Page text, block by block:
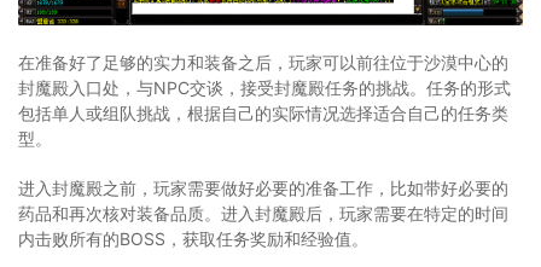
在准备好了足够的实力和装备之后，玩家可以前往位于沙漠中心的
封魔殿入口处，与NPC交谈，接受封魔殿任务的挑战。任务的形式
包括单人或组队挑战，根据自己的实际情况选择适合自己的任务类
型。
进入封魔殿之前，玩家需要做好必要的准备工作，比如带好必要的
药品和再次核对装备品质。进入封魔殿后，玩家需要在特定的时间
内击败所有的BOSS，获取任务奖励和经验值。